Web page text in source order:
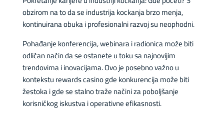
obzirom na to da se industrija kockanja brzo menja,
kontinuirana obuka i profesionalni razvoj su neophodni.
Pohađanje konferencija, webinara i radionica može biti
odličan način da se ostanete u toku sa najnovijim
trendovima i inovacijama. Ovo je posebno važno u
kontekstu rewards casino gde konkurencija može biti
žestoka i gde se stalno traže načini za poboljšanje
korisničkog iskustva i operativne efikasnosti.